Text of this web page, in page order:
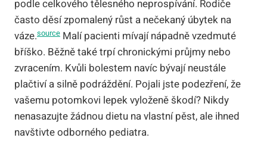
podle celkového tělesného neprospívání. Rodiče
často děsí zpomalený růst a nečekaný úbytek na
váze.source Malí pacienti mívají nápadně vzedmuté
bříško. Běžně také trpí chronickými průjmy nebo
zvracením. Kvůli bolestem navíc bývají neustále
plačtiví a silně podráždění. Pojali jste podezření, že
vašemu potomkovi lepek vyloženě škodí? Nikdy
nenasazujte žádnou dietu na vlastní pěst, ale ihned
navštivte odborného pediatra.